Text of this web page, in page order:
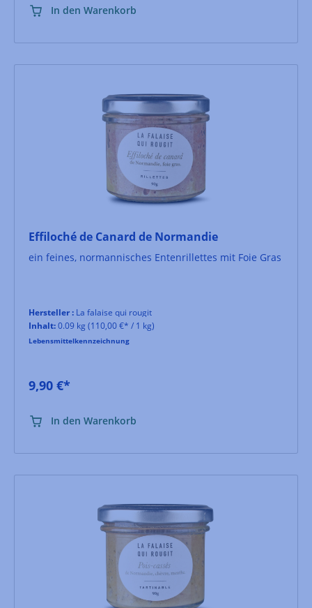
In den Warenkorb
Effiloché de Canard de Normandie
ein feines, normannisches Entenrillettes mit Foie Gras
Hersteller : La falaise qui rougit
Inhalt:0.09 kg (110,00 €* / 1 kg)
Lebensmittelkennzeichnung
9,90 €*
In den Warenkorb